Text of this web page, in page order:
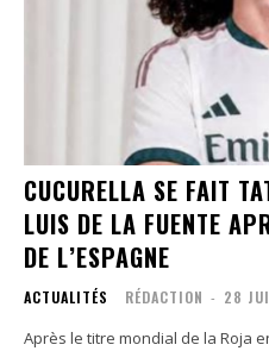
CUCURELLA SE FAIT
LUIS DE LA FUENTE
DE L’ESPAGNE
ACTUALITÉS RÉDACTION - 28
Après le titre mondial de la Roja